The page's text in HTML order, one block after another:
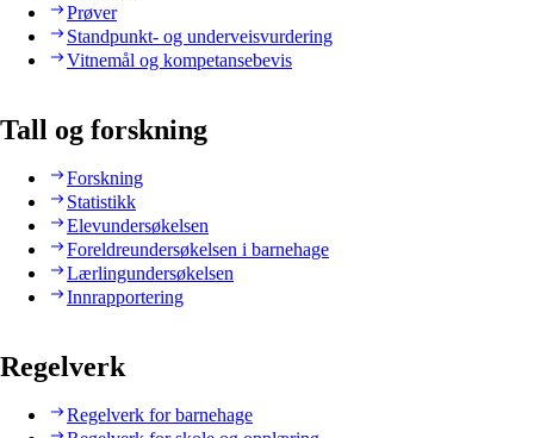
Prøver
Standpunkt- og underveisvurdering
Vitnemål og kompetansebevis
Tall og forskning
Forskning
Statistikk
Elevundersøkelsen
Foreldreundersøkelsen i barnehage
Lærlingundersøkelsen
Innrapportering
Regelverk
Regelverk for barnehage